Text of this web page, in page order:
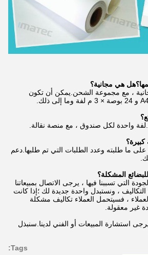
هي مجانية؟
، مع مجموعة الشحن.يمكن أن تكون
واحدة لكل صندوق ، مع منصة نقالة.
على ما طلبته وعدد الطلبات التي تم طلبها.دعم
المشكلة؟
التي تسببنا فيها ، يرجى الاتصال بمبيعاتنا
، ونستبدل واحدة جديدة لك ؛إذا كانت
، فسيتحمل العملاء تكاليف مشكلة
غير معقولة.
استشارة المبيعات أو الفني لدينا.سنبذل
Tags: